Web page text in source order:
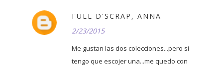
FULL D'SCRAP, ANNA
2/23/2015
Me gustan las dos colecciones...pero si
tengo que escojer una...me quedo con